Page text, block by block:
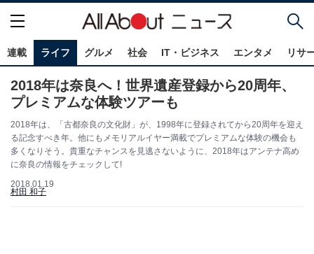
連載 ライフ グルメ 社会 IT・ビジネス エンタメ リサ
2018年は奈良へ！世界遺産登録から20周年、
プレミアムな体験ツアーも
2018年は、「古都奈良の文化財」が、1998年に登録されてから20周年を迎え
る記念すべき年。他にもメモリアルイヤー満載でプレミアムな体験の機会も
多くなりそう。貴重なチャンスを見逃さないように、2018年はアンテナ高め
に奈良の情報をチェックして!
2018.01.19
村田 和子